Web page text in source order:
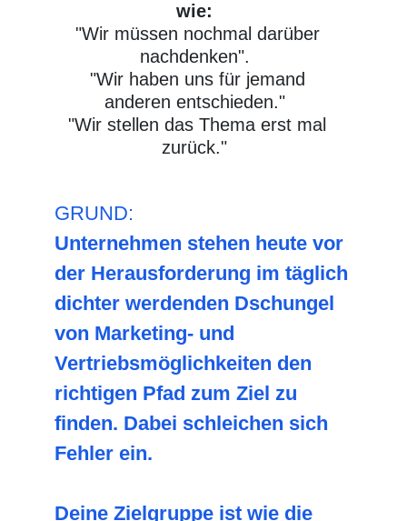
wie:
"Wir müssen nochmal darüber
nachdenken".
"Wir haben uns für jemand
anderen entschieden."
"Wir stellen das Thema erst mal
zurück."
GRUND:
Unternehmen stehen heute vor
der Herausforderung im täglich
dichter werdenden Dschungel
von Marketing- und
Vertriebsmöglichkeiten den
richtigen Pfad zum Ziel zu
finden. Dabei schleichen sich
Fehler ein.
Deine Zielgruppe ist wie die